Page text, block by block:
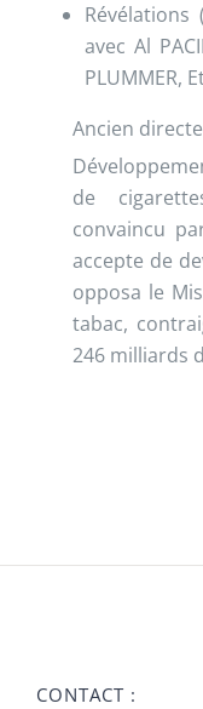
Révélations
avec Al
PLUMMER,
Ancien
de
convaincu
accepte de
opposa le
tabac,
246 milliards
CONTACT :